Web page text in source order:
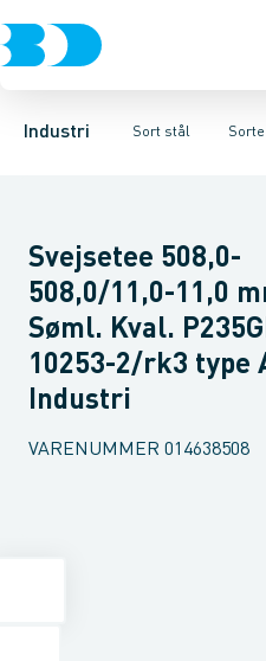
Industri Sort stål
VentilerRustfrit stål Sort stål
Sorte rør Sorte gevindfittings
Bøjninger T-stykker
Svejsetee 508,0-
508,0/11,0-11,0
Søml. Kval.
10253-2/rk3 type
Industri
VARENUMMER 014638508